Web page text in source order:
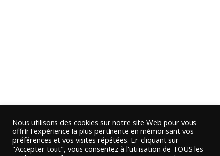
Nous utilisons des cookies sur notre site Web pour vous
offrir l'expérience la plus pertinente en mémorisant vos
préférences et vos visites répétées. En cliquant sur
"Accepter tout", vous consentez à l'utilisation de TOUS les